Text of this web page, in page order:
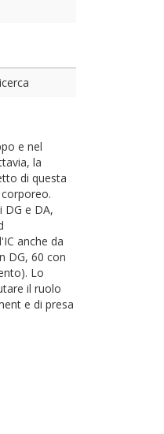
e nel
la
di questa
e DA,
anche da
DG, 60 con
Lo
il ruolo
e di presa